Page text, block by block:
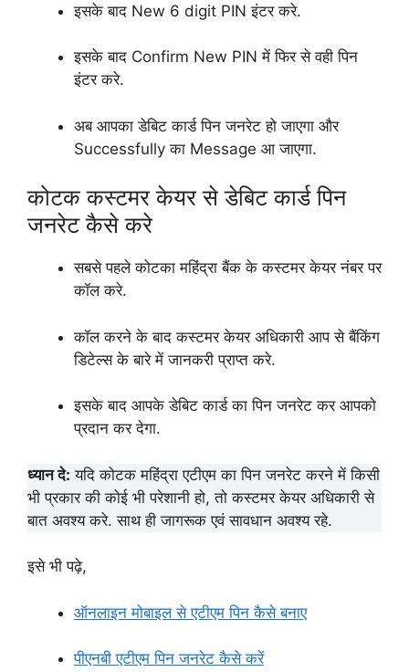
इसके बाद New 6 digit PIN इंटर करे.
इसके बाद Confirm New PIN में फिर से वही पिन
इंटर करे.
अब आपका डेबिट कार्ड पिन जनरेट हो जाएगा और
Successfully का Message आ जाएगा.
कोटक कस्टमर केयर से डेबिट कार्ड पिन
जनरेट कैसे करे
सबसे पहले कोटका महिंद्रा बैंक के कस्टमर केयर नंबर पर
कॉल करे.
कॉल करने के बाद कस्टमर केयर अधिकारी आप से बैंकिंग
डिटेल्स के बारे में जानकरी प्राप्त करे.
इसके बाद आपके डेबिट कार्ड का पिन जनरेट कर आपको
प्रदान कर देगा.
ध्यान दे: यदि कोटक महिंद्रा एटीएम का पिन जनरेट करने में किसी
भी प्रकार की कोई भी परेशानी हो, तो कस्टमर केयर अधिकारी से
बात अवश्य करे. साथ ही जागरूक एवं सावधान अवश्य रहे.
इसे भी पढ़े,
ऑनलाइन मोबाइल से एटीएम पिन कैसे बनाए
पीएनबी एटीएम पिन जनरेट कैसे करें